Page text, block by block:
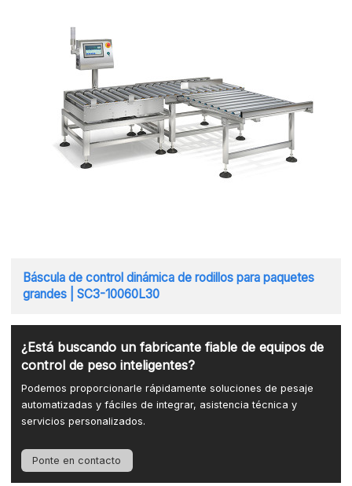
Báscula de control dinámica de rodillos para paquetes
grandes | SC3-10060L30
¿Está buscando un fabricante fiable de equipos de
control de peso inteligentes?
Podemos proporcionarle rápidamente soluciones de pesaje
automatizadas y fáciles de integrar, asistencia técnica y
servicios personalizados.
Ponte en contacto